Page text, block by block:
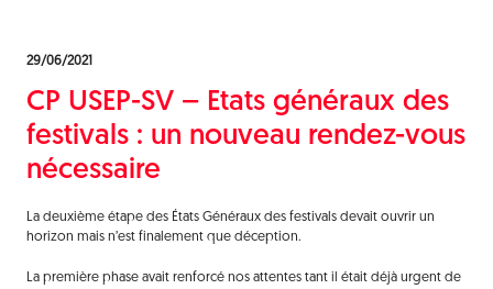
29/06/2021
CP USEP-SV – Etats généraux des
festivals : un nouveau rendez-vous
nécessaire
La deuxième étape des États Généraux des festivals devait ouvrir un
horizon mais n’est finalement que déception.
La première phase avait renforcé nos attentes tant il était déjà urgent de